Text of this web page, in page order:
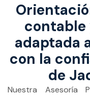
adaptada
con la
de
Nuestra Asesoría